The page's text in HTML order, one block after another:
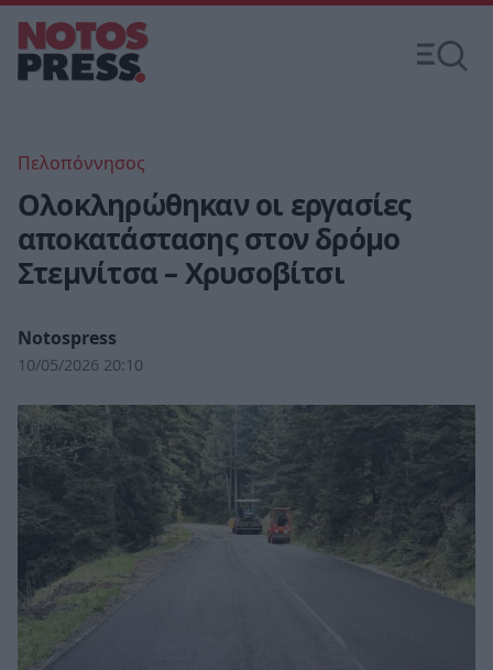
Πελοπόννησος
Ολοκληρώθηκαν οι εργασίες
αποκατάστασης στον δρόμο
Στεμνίτσα – Χρυσοβίτσι
Notospress
10/05/2026 20:10